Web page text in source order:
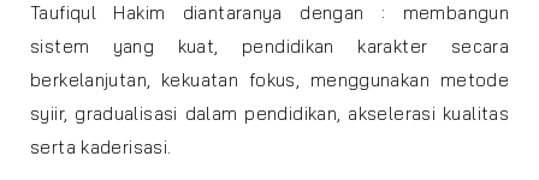
Taufiqul Hakim diantaranya dengan : membangun
sistem yang kuat, pendidikan karakter secara
berkelanjutan, kekuatan fokus, menggunakan metode
syiir, gradualisasi dalam pendidikan, akselerasi kualitas
serta kaderisasi.